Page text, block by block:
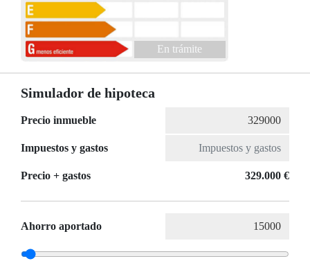
En trámite
Simulador de hipoteca
Precio inmueble
Impuestos y gastos
Precio + gastos 329.000 €
Ahorro aportado